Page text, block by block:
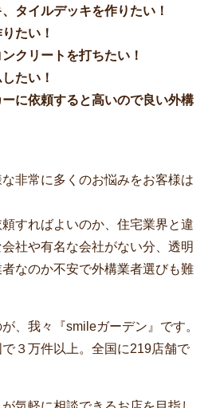
タイルデッキを作りたい！
たい！
クリートを打ちたい！
たい！
に依頼すると高いので良い外構
非常に多くのお悩みをお客様は
すればよいのか、住宅業界と違
社や有名な会社がない分、透明
なのか不安で外構業者選びも難
、我々『smileガーデン』です。
３万件以上。全国に219店舗で